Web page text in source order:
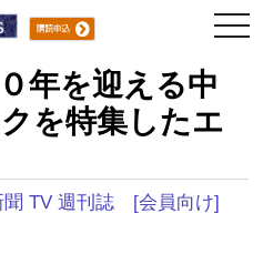
年を迎える中
を特集したエ
聞 TV 週刊誌 [会員向け]